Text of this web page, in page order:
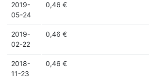
2019-
05-24
0,46 €
2019-
02-22
0,46 €
2018-
11-23
0,46 €